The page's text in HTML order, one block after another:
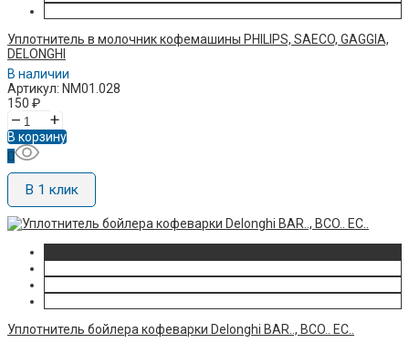
Уплотнитель в молочник кофемашины PHILIPS, SAECO, GAGGIA,
DELONGHI
В наличии
Артикул: NM01.028
150 ₽
– +
В корзину
В 1 клик
Уплотнитель бойлера кофеварки Delonghi BAR.., BCO.. EC..